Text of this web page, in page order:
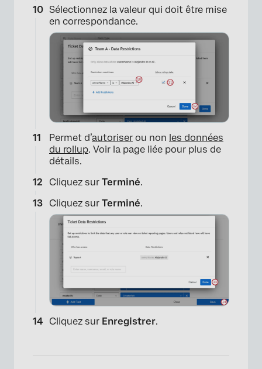
×
Sélectionnez la valeur qui doit être mise
en correspondance.
Permet d’autoriser ou non les données
du rollup. Voir la page liée pour plus de
détails.
Cliquez sur Terminé.
Cliquez sur Terminé.
Cliquez sur Enregistrer.